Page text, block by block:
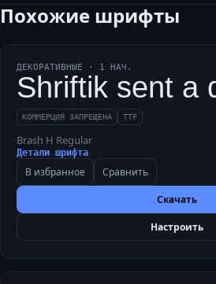
Похожие шрифты
ДЕКОРАТИВНЫЕ · 1 НАЧ.
Shriftik sent a
КОММЕРЦИЯ ЗАПРЕЩЕНА TTF
Brash H Regular
Детали шрифта
В избранное Сравнить
Скачать
Настроить